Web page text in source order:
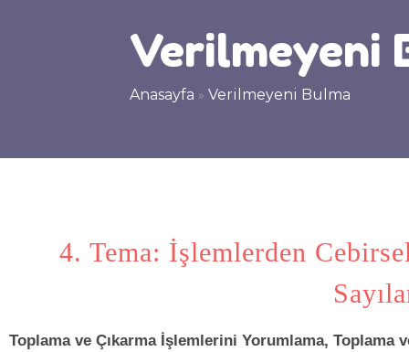
Verilmeyeni
Anasayfa » Verilmeyeni Bulma
4. Tema: İşlemlerden
Toplama ve Çıkarma İşlemlerini Yorumlama, Toplama